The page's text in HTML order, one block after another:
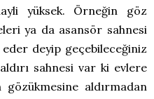
yüksek. Örneğin göz
ya da asansör sahnesi
deyip geçebileceğiniz
sahnesi var ki evlere
aldırmadan